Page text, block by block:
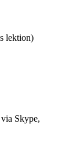
lektion)
Skype,